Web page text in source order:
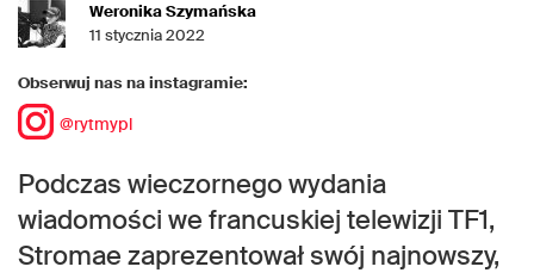
Weronika Szymańska
11 stycznia 2022
Obserwuj nas na instagramie:
@rytmypl
Podczas wieczornego wydania
wiadomości we francuskiej telewizji TF1,
Stromae zaprezentował swój najnowszy,